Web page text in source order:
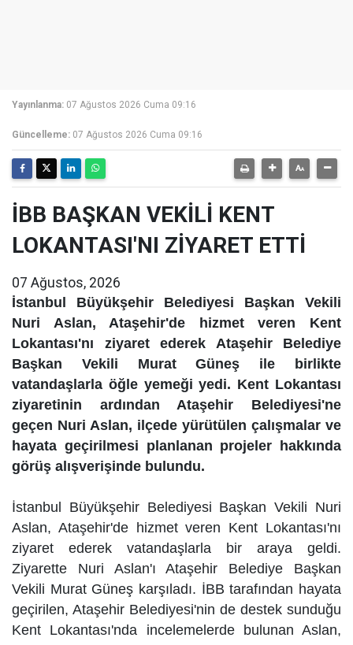
Yayınlanma: 07 Ağustos 2026 Cuma 09:16
Güncelleme: 07 Ağustos 2026 Cuma 09:16
İBB BAŞKAN VEKİLİ KENT
LOKANTASI'NI ZİYARET ETTİ
07 Ağustos, 2026
İstanbul Büyükşehir Belediyesi Başkan Vekili
Nuri Aslan, Ataşehir'de hizmet veren Kent
Lokantası'nı ziyaret ederek Ataşehir Belediye
Başkan Vekili Murat Güneş ile birlikte
vatandaşlarla öğle yemeği yedi. Kent Lokantası
ziyaretinin ardından Ataşehir Belediyesi'ne
geçen Nuri Aslan, ilçede yürütülen çalışmalar ve
hayata geçirilmesi planlanan projeler hakkında
görüş alışverişinde bulundu.
İstanbul Büyükşehir Belediyesi Başkan Vekili Nuri
Aslan, Ataşehir'de hizmet veren Kent Lokantası'nı
ziyaret ederek vatandaşlarla bir araya geldi.
Ziyarette Nuri Aslan'ı Ataşehir Belediye Başkan
Vekili Murat Güneş karşıladı. İBB tarafından hayata
geçirilen, Ataşehir Belediyesi'nin de destek sunduğu
Kent Lokantası'nda incelemelerde bulunan Aslan,